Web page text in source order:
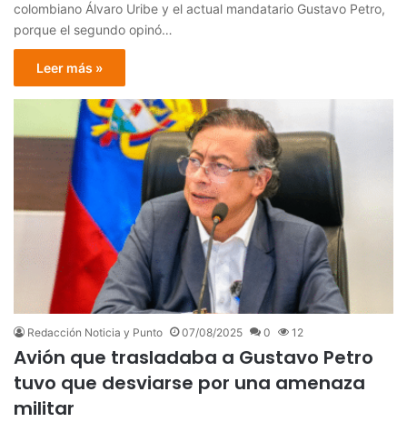
colombiano Álvaro Uribe y el actual mandatario Gustavo Petro,
porque el segundo opinó…
Leer más »
Redacción Noticia y Punto 07/08/2025 0 12
Avión que trasladaba a Gustavo Petro
tuvo que desviarse por una amenaza
militar